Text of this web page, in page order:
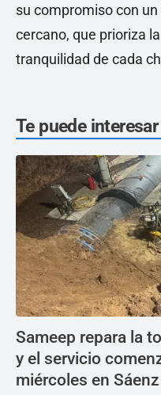
su compromiso con
cercano, que prioriza
tranquilidad de cada
Te puede interesar
Sameep repara la
y el servicio
miércoles en